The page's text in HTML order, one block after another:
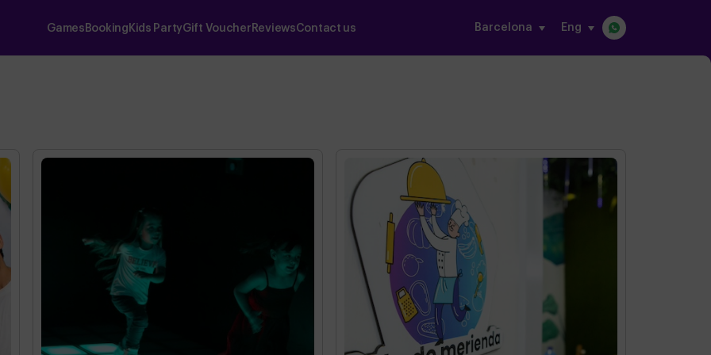
Barcelona eng
Games Booking Kids PartyGift Voucher ReviewsContact us